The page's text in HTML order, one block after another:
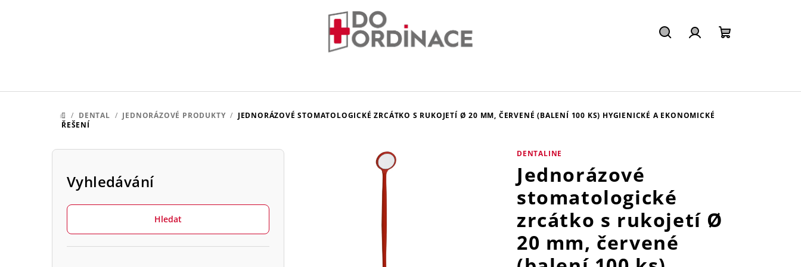
DOMŮ
/ DENTAL / JEDNORÁZOVÉ PRODUKTY / JEDNORÁZOVÉ STOMATOLOGICKÉ ZRCÁTKO S RUKOJETÍ Ø 20 MM, ČERVENÉ (BALENÍ 100 KS) HYGIENICKÉ A EKONOMICKÉ
ŘEŠENÍ
P
Vyhledávání
Hledat
DENTALINE
Jednorázové
stomatologické
zrcátko s rukojetí Ø
20 mm, červené